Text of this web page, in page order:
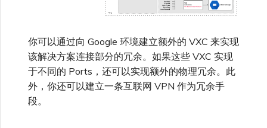
Versa SD-WAN
VMware SD-WAN
从 MVE 创建到 Google 的
单点登录（SSO）功能与使
用说明
单点登录（SSO）常见问题
你可以通过向 Google 环境建立额外的 VXC 来实现
该解决方案连接部分的冗余。如果这些 VXC 实现
于不同的 Ports，还可以实现额外的物理冗余。此
外，你还可以建立一条互联网 VPN 作为冗余手
段。